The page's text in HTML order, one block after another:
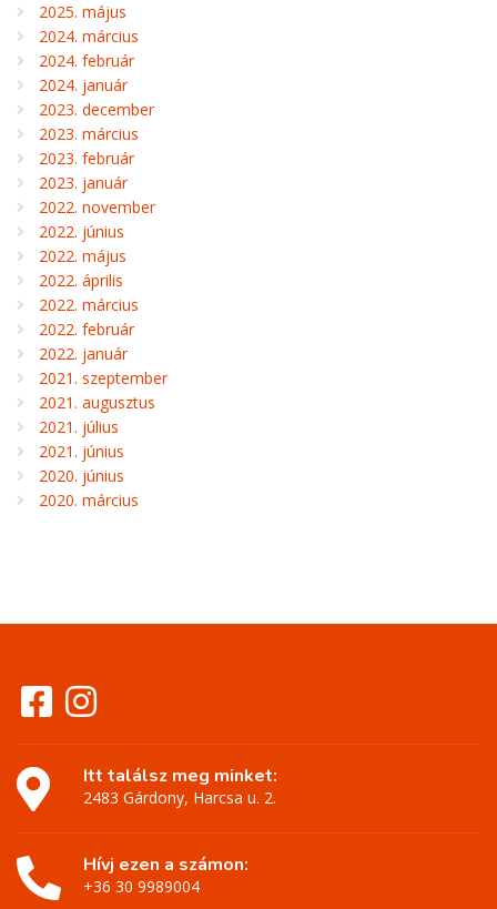
2025. május
2024. március
2024. február
2024. január
2023. december
2023. március
2023. február
2023. január
2022. november
2022. június
2022. május
2022. április
2022. március
2022. február
2022. január
2021. szeptember
2021. augusztus
2021. július
2021. június
2020. június
2020. március
Itt találsz meg minket:
2483 Gárdony, Harcsa u. 2.
Hívj ezen a számon:
+36 30 9989004